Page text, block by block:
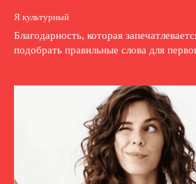
Я культурный
Благодарность, которая
подобрать правильные слова для